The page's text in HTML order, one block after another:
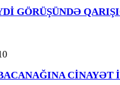
GÖRÜŞÜNDƏ
CİNAYƏT